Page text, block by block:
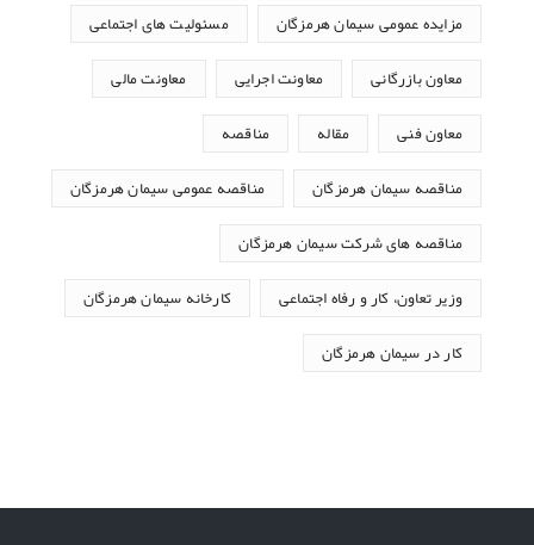
مزایده عمومی سیمان هرمزگان مسئولیت های اجتماعی
معاون بازرگانی معاونت اجرایی معاونت مالی
معاون فنی مقاله مناقصه
مناقصه سیمان هرمزگان مناقصه عمومی سیمان هرمزگان
مناقصه های شرکت سیمان هرمزگان
وزیر تعاون، کار و رفاه اجتماعی کارخانه سیمان هرمزگان
کار در سیمان هرمزگان